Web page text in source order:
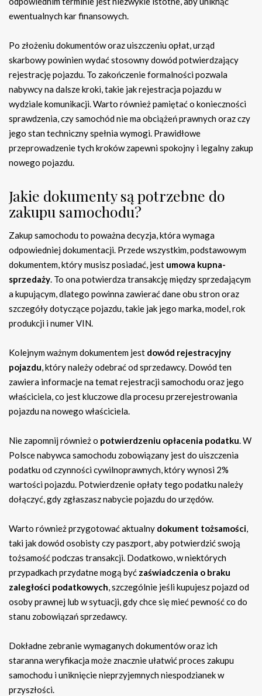
ewentualnych kar finansowych.
Po złożeniu dokumentów oraz uiszczeniu opłat, urząd
skarbowy powinien wydać stosowny dowód potwierdzający
rejestrację pojazdu. To zakończenie formalności pozwala
nabywcy na dalsze kroki, takie jak rejestracja pojazdu w
wydziale komunikacji. Warto również pamiętać o konieczności
sprawdzenia, czy samochód nie ma obciążeń prawnych oraz czy
jego stan techniczny spełnia wymogi. Prawidłowe
przeprowadzenie tych kroków zapewni spokojny i legalny zakup
nowego pojazdu.
Jakie dokumenty są potrzebne do
zakupu samochodu?
Zakup samochodu to poważna decyzja, która wymaga
odpowiedniej dokumentacji. Przede wszystkim, podstawowym
dokumentem, który musisz posiadać, jest umowa kupna-
sprzedaży. To ona potwierdza transakcję między sprzedającym
a kupującym, dlatego powinna zawierać dane obu stron oraz
szczegóły dotyczące pojazdu, takie jak jego marka, model, rok
produkcji i numer VIN.
Kolejnym ważnym dokumentem jest dowód rejestracyjny
pojazdu, który należy odebrać od sprzedawcy. Dowód ten
zawiera informacje na temat rejestracji samochodu oraz jego
właściciela, co jest kluczowe dla procesu przerejestrowania
pojazdu na nowego właściciela.
Nie zapomnij również o potwierdzeniu opłacenia podatku. W
Polsce nabywca samochodu zobowiązany jest do uiszczenia
podatku od czynności cywilnoprawnych, który wynosi 2%
wartości pojazdu. Potwierdzenie opłaty tego podatku należy
dołączyć, gdy zgłaszasz nabycie pojazdu do urzędów.
Warto również przygotować aktualny dokument tożsamości,
taki jak dowód osobisty czy paszport, aby potwierdzić swoją
tożsamość podczas transakcji. Dodatkowo, w niektórych
przypadkach przydatne mogą być zaświadczenia o braku
zaległości podatkowych, szczególnie jeśli kupujesz pojazd od
osoby prawnej lub w sytuacji, gdy chce się mieć pewność co do
stanu zobowiązań sprzedawcy.
Dokładne zebranie wymaganych dokumentów oraz ich
staranna weryfikacja może znacznie ułatwić proces zakupu
samochodu i uniknięcie nieprzyjemnych niespodzianek w
przyszłości.